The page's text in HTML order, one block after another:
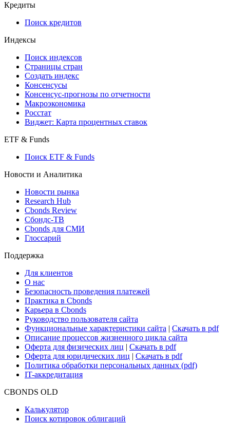
Кредиты
Поиск кредитов
Индексы
Поиск индексов
Страницы стран
Создать индекс
Консенсусы
Консенсус-прогнозы по отчетности
Макроэкономика
Росстат
Виджет: Карта процентных ставок
ETF & Funds
Поиск ETF & Funds
Новости и Аналитика
Новости рынка
Research Hub
Cbonds Review
Сбондс-ТВ
Cbonds для СМИ
Глоссарий
Поддержка
Для клиентов
О нас
Безопасность проведения платежей
Практика в Cbonds
Карьера в Cbonds
Руководство пользователя сайта
Функциональные характеристики сайта | Скачать в pdf
Описание процессов жизненного цикла сайта
Оферта для физических лиц | Скачать в pdf
Оферта для юридических лиц | Скачать в pdf
Политика обработки персональных данных (pdf)
IT-аккредитация
CBONDS OLD
Калькулятор
Поиск котировок облигаций